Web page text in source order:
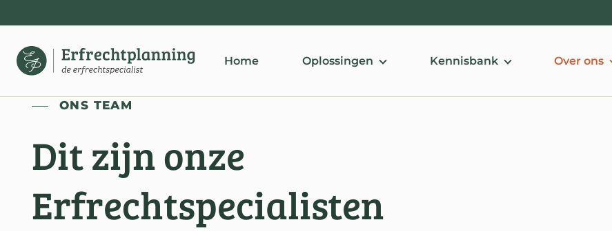
Home Oplossingen Kennisbank Over ons
ONS TEAM
Dit zijn onze
Erfrechtspecialisten